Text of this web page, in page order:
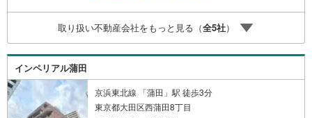
のご請求はお気軽にどうぞ♪お電話でのお問い合わせも常
時受け付けております！お気軽にお問い合わせください。
取り扱い不動産会社をもっと見る（全5社）
インペリアル蒲田
京浜東北線 「蒲田」駅 徒歩3分
東京都大田区西蒲田8丁目